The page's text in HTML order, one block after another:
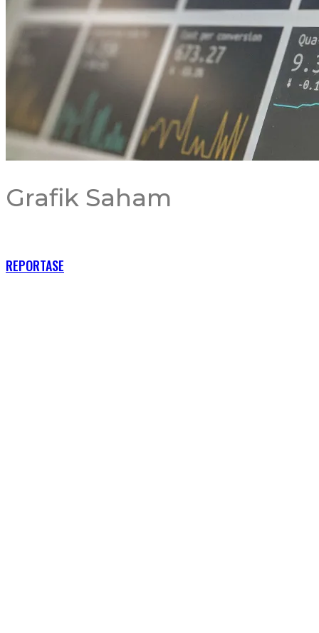
Grafik Saham
REPORTASE